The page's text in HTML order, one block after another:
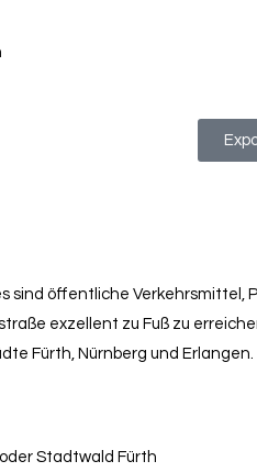
sind öffentliche Verkehrsmittel,
exzellent zu Fuß zu
Fürth, Nürnberg und Erlangen.
Stadtwald Fürth